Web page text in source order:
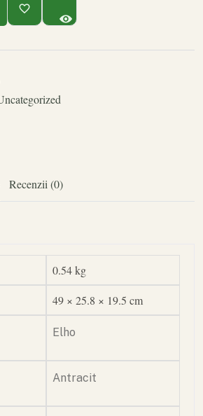
Recenzii (0)
0.54 kg
49 × 25.8 × 19.5 cm
Elho
Antracit